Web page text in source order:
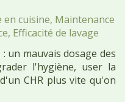
en cuisine, Maintenance
, Efficacité de lavage
un mauvais dosage des
l'hygiène, user la
CHR plus vite qu'on